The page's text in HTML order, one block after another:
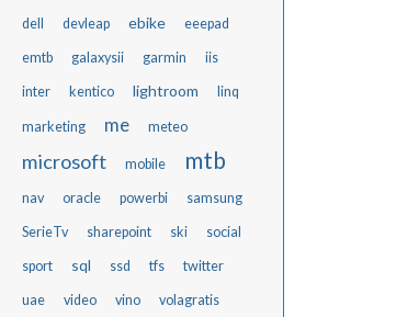
dell devleap ebike eeepad
emtb galaxysii garmin iis
inter kentico lightroom linq
marketing me meteo
microsoft mobile mtb
nav oracle powerbi samsung
SerieTv sharepoint ski social
sport sql ssd tfs twitter
uae video vino volagratis